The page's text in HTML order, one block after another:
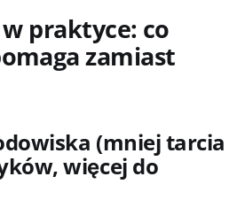
praktyce: co
zamiast
(mniej tarcia
więcej do